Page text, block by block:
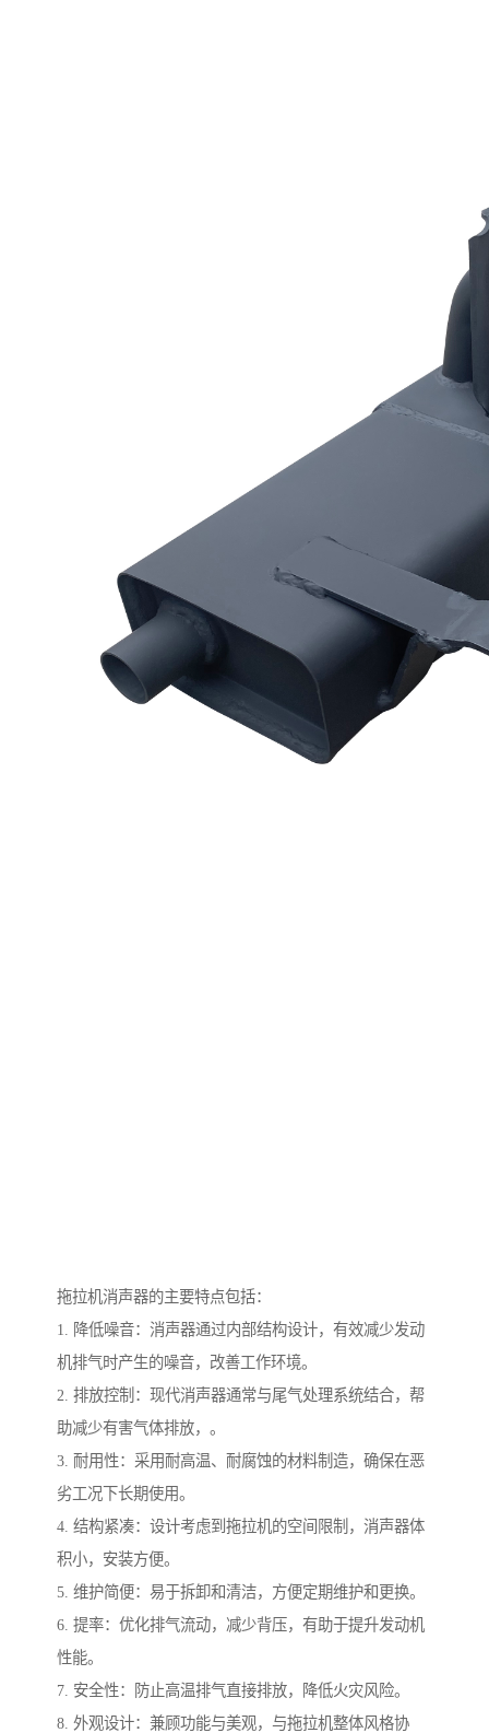
拖拉机消声器的主要特点包括：
1. 降低噪音：消声器通过内部结构设计，有效减少发动
机排气时产生的噪音，改善工作环境。
2. 排放控制：现代消声器通常与尾气处理系统结合，帮
助减少有害气体排放，。
3. 耐用性：采用耐高温、耐腐蚀的材料制造，确保在恶
劣工况下长期使用。
4. 结构紧凑：设计考虑到拖拉机的空间限制，消声器体
积小，安装方便。
5. 维护简便：易于拆卸和清洁，方便定期维护和更换。
6. 提率：优化排气流动，减少背压，有助于提升发动机
性能。
7. 安全性：防止高温排气直接排放，降低火灾风险。
8. 外观设计：兼顾功能与美观，与拖拉机整体风格协